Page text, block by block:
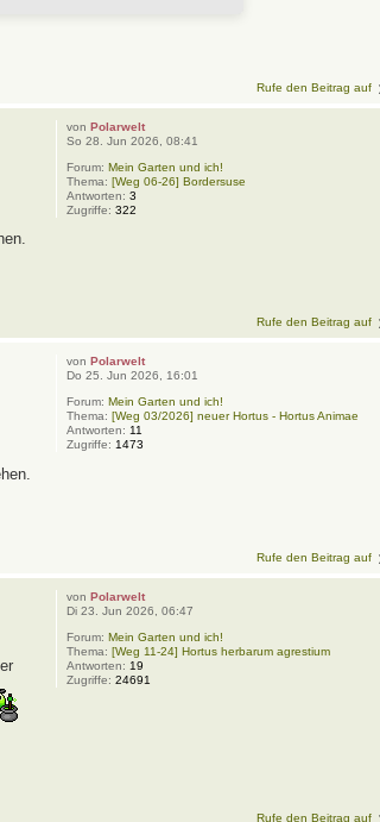
Rufe den Beitrag auf
vonPolarwelt
So 28. Jun 2026, 08:41
Forum:Mein Garten und ich!
Thema:[Weg 06-26] Bordersuse
Antworten:3
Zugriffe:322
Rufe den Beitrag auf
vonPolarwelt
Do 25. Jun 2026, 16:01
Forum:Mein Garten und ich!
Thema:[Weg 03/2026] neuer Hortus - Hortus Animae
Antworten: 11
Zugriffe: 1473
Rufe den Beitrag auf
vonPolarwelt
Di 23. Jun 2026, 06:47
Forum:Mein Garten und ich!
Thema:[Weg 11-24] Hortus herbarum agrestium
Antworten: 19
Zugriffe:24691
Rufe den Beitrag auf